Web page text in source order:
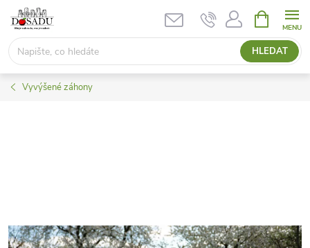
Přejít
obsah
HLEDAT
NÁKUPNÍ
KOŠÍK
Vyvýšené záhony